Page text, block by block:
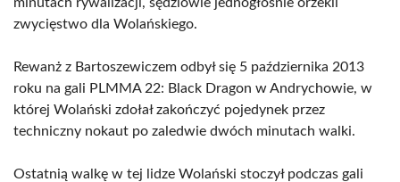
zwycięstwo dla Wolańskiego.
Rewanż z Bartoszewiczem odbył się 5 października 2013
roku na gali PLMMA 22: Black Dragon w Andrychowie, w
której Wolański zdołał zakończyć pojedynek przez
techniczny nokaut po zaledwie dwóch minutach walki.
Ostatnią walkę w tej lidze Wolański stoczył podczas gali